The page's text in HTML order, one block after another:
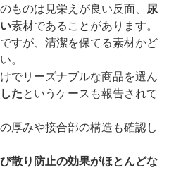
ものは見栄えが良い反面、 尿
素材であることがあります。
すが、清潔を保てる素材かど
。
でリーズナブルな商品を選ん
たというケースも報告されて
厚みや接合部の構造も確認し
散り防止の効果がほとんどな